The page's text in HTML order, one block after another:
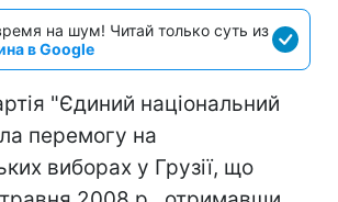
на шум! Читай только суть из
в Google
"Єдиний національний
перемогу на
виборах у Грузії, що